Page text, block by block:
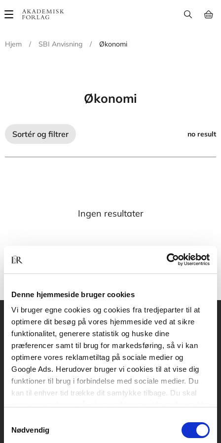
Denne hjemmeside bruger cookies
Vi bruger egne cookies og cookies fra tredjeparter til at
optimere dit besøg på vores hjemmeside ved at sikre
funktionalitet, generere statistik og huske dine
præferencer samt til brug for markedsføring, så vi kan
optimere vores reklametiltag på sociale medier og
Google Ads. Herudover bruger vi cookies til at vise dig
funktioner til brug i forbindelse med sociale medier. Du
kan til enhver tid trække dit samtykke tilbage. Du skal
tilbagetrækker et samtykke.
Nødvendig
Main
Hjem
/ SBI Anvisning / Økonomi
Økonomi
Sortér og filtrer no result
Ingen resultater
Akademisk Forlag
Vognmagergade 11
1120 København K
CVR 76351910
Kontakt kundeservice